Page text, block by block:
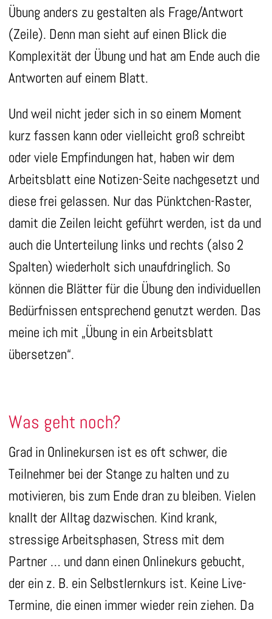
Übung anders zu gestalten als Frage/Antwort
(Zeile). Denn man sieht auf einen Blick die
Komplexität der Übung und hat am Ende auch die
Antworten auf einem Blatt.
Und weil nicht jeder sich in so einem Moment
kurz fassen kann oder vielleicht groß schreibt
oder viele Empfindungen hat, haben wir dem
Arbeitsblatt eine Notizen-Seite nachgesetzt und
diese frei gelassen. Nur das Pünktchen-Raster,
damit die Zeilen leicht geführt werden, ist da und
auch die Unterteilung links und rechts (also 2
Spalten) wiederholt sich unaufdringlich. So
können die Blätter für die Übung den individuellen
Bedürfnissen entsprechend genutzt werden. Das
meine ich mit „Übung in ein Arbeitsblatt
übersetzen“.
Was geht noch?
Grad in Onlinekursen ist es oft schwer, die
Teilnehmer bei der Stange zu halten und zu
motivieren, bis zum Ende dran zu bleiben. Vielen
knallt der Alltag dazwischen. Kind krank,
stressige Arbeitsphasen, Stress mit dem
Partner … und dann einen Onlinekurs gebucht,
der ein z. B. ein Selbstlernkurs ist. Keine Live-
Termine, die einen immer wieder rein ziehen. Da